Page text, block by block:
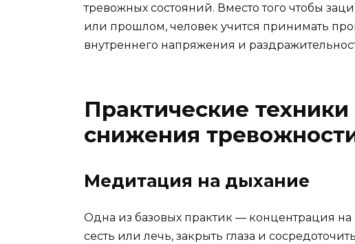
тревожных состояний. Вместо того чтобы
или прошлом, человек учится принимать
внутреннего напряжения и
Практические
снижения
Медитация на дыхание
Одна из базовых практик — концентрация
сесть или лечь, закрыть глаза и